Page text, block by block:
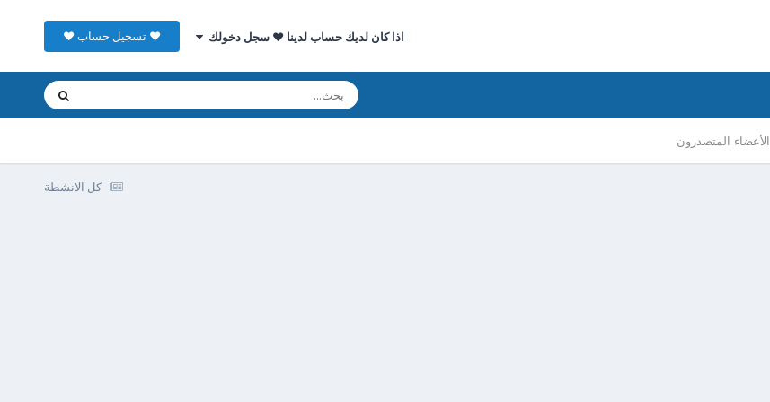
اذا كان لديك حساب لدينا ♥ سجل دخولك ♥ تسجيل حساب ♥
الأعضاء المتصدرون
كل الانشطة